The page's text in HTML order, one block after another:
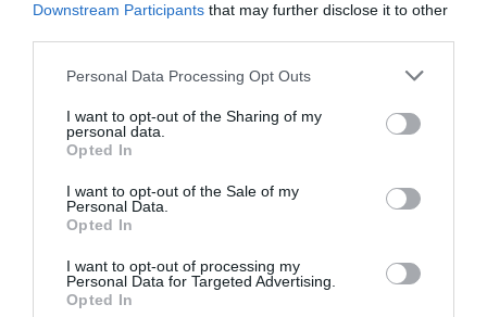
Downstream Participants that may further disclose it to other
Personal Data Processing Opt Outs
I want to opt-out of the Sharing of my
personal data.
Opted In
I want to opt-out of the Sale of my
Personal Data.
Opted In
I want to opt-out of processing my
Personal Data for Targeted Advertising.
Opted In
αποκλεισμό της ιστοσελίδας από της μηχανές
αναζήτησης.
Τα περισσότερα πακέτα Συντήρησης Ιστοσελίδων
περιέχουν τουλάχιστον τις ακόλουθες εργασίες:
Αλλαγή και αναβάθμιση περιεχομένου.
Καλάθι Αγορών, Αλλαγή/ προσθήκες
Προϊόντων
Ενημέρωση του ημερολογίου ή των εκδηλώσεων
και προσθήκη περιεχομένου (φωτογραφίες,
γραφικά, πίνακες και γραφήματα)